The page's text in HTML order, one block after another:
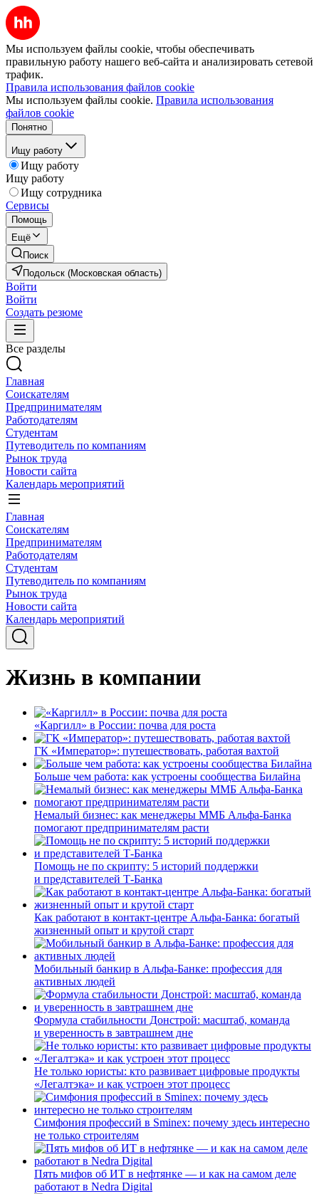
Мы используем файлы cookie, чтобы обеспечивать
правильную работу нашего веб-сайта и анализировать сетевой
трафик.
Правила использования файлов cookie
Мы используем файлы cookie. Правила использования
файлов cookie
Понятно
Ищу работу
Ищу работу
Ищу работу
Ищу сотрудника
Сервисы
Помощь
Ещё
Поиск
Подольск (Московская область)
Войти
Войти
Создать резюме
Все разделы
Главная
Соискателям
Предпринимателям
Работодателям
Студентам
Путеводитель по компаниям
Рынок труда
Новости сайта
Календарь мероприятий
Главная
Соискателям
Предпринимателям
Работодателям
Студентам
Путеводитель по компаниям
Рынок труда
Новости сайта
Календарь мероприятий
Жизнь в компании
«Каргилл» в России: почва для роста
ГК «Император»: путешествовать, работая вахтой
Больше чем работа: как устроены сообщества Билайна
Немалый бизнес: как менеджеры ММБ Альфа-Банка
помогают предпринимателям расти
Помощь не по скрипту: 5 историй поддержки
и представителей Т-Банка
Как работают в контакт-центре Альфа-Банка: богатый
жизненный опыт и крутой старт
Мобильный банкир в Альфа-Банке: профессия для
активных людей
Формула стабильности Донстрой: масштаб, команда
и уверенность в завтрашнем дне
Не только юристы: кто развивает цифровые продукты
«Легалтэка» и как устроен этот процесс
Симфония профессий в Sminex: почему здесь интересно
не только строителям
Пять мифов об ИТ в нефтянке — и как на самом деле
работают в Nedra Digital